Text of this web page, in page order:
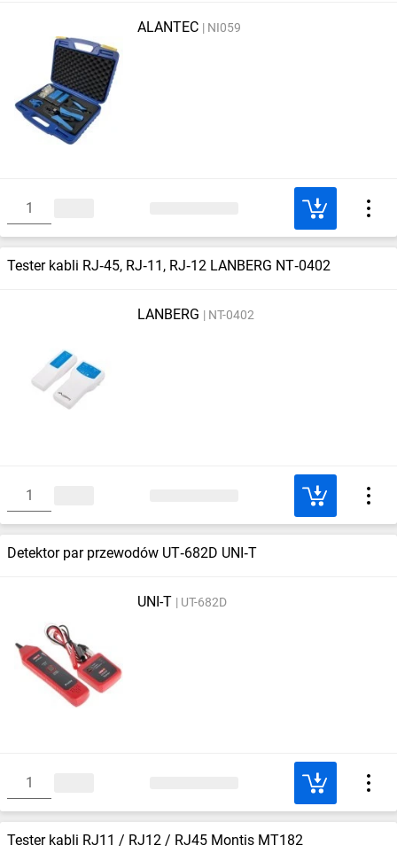
ALANTEC NI059
Tester kabli RJ‑45, RJ‑11, RJ‑12 LANBERG NT‑0402
LANBERG NT-0402
Detektor par przewodów UT‑682D UNI‑T
UNI-T UT-682D
Tester kabli RJ11 / RJ12 / RJ45 Montis MT182